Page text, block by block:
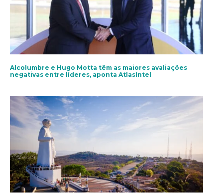
Alcolumbre e Hugo Motta têm as maiores avaliações
negativas entre líderes, aponta AtlasIntel